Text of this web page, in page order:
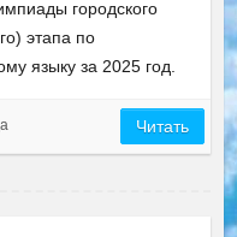
городского
этапа по
языку за 2025 год.
Читать